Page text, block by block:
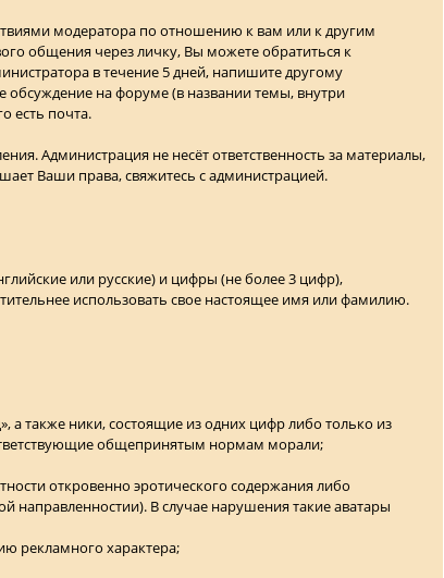
модератора по отношению к вам или к другим
общения через личку, Вы можете обратиться к
в течение 5 дней, напишите другому
на форуме (в названии темы, внутри
есть почта.
Администрация не несёт ответственность за материалы,
Ваши права, свяжитесь с администрацией.
или русские) и цифры (не более 3 цифр),
использовать свое настоящее имя или фамилию.
а также ники, состоящие из одних цифр либо только из
общепринятым нормам морали;
откровенно эротического содержания либо
направленностии). В случае нарушения такие аватары
рекламного характера;